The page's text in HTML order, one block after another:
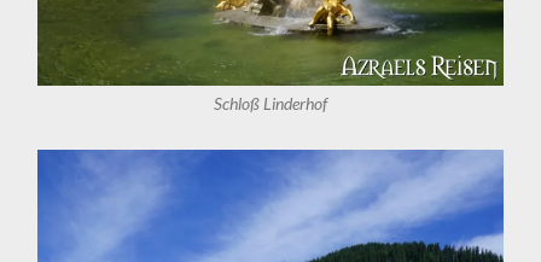
Schloß Linderhof